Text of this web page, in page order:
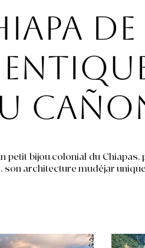
petit bijou colonial du
architecture mudéjar